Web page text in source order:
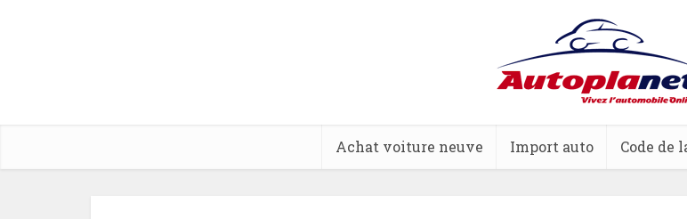
Achat voiture neuve Import auto Code de